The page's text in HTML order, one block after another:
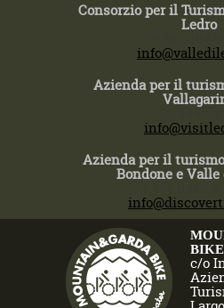
Consorzio per il
Ledro
Azienda per il
Azienda per il
Bondone e
BIKE
c/o